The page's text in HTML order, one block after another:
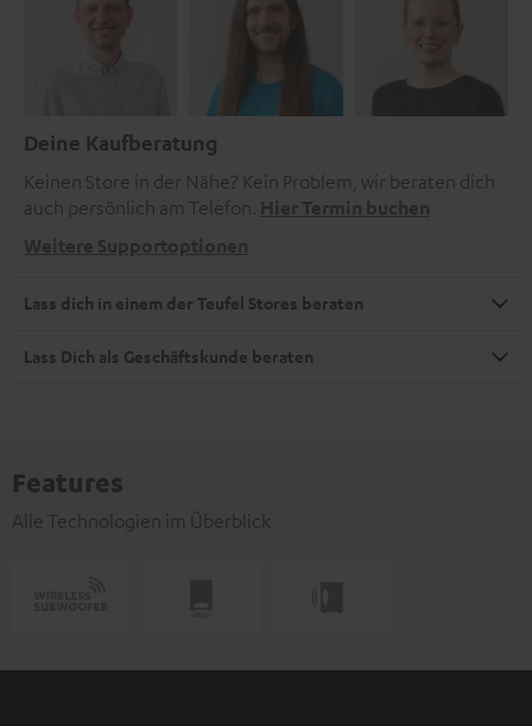
Deine Kaufberatung
Keinen Store in der Nähe? Kein Problem, wir beraten dich
auch persönlich am Telefon. Hier Termin buchen
Weitere Supportoptionen
Lass dich in einem der Teufel Stores beraten
Lass Dich als Geschäftskunde beraten
Features
Alle Technologien im Überblick